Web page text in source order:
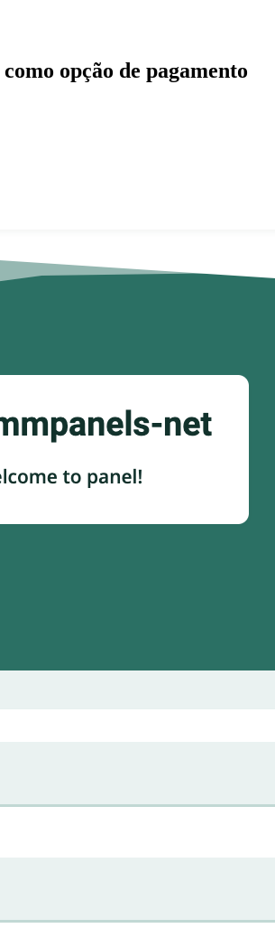
como opção de pagamento